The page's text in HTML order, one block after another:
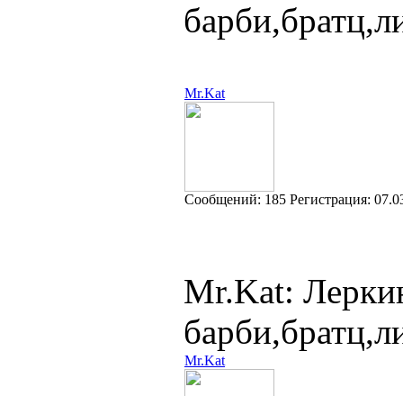
Mr.Kat
Cообщений: 185 Регистрация:
Mr.Kat:
Mr.Kat